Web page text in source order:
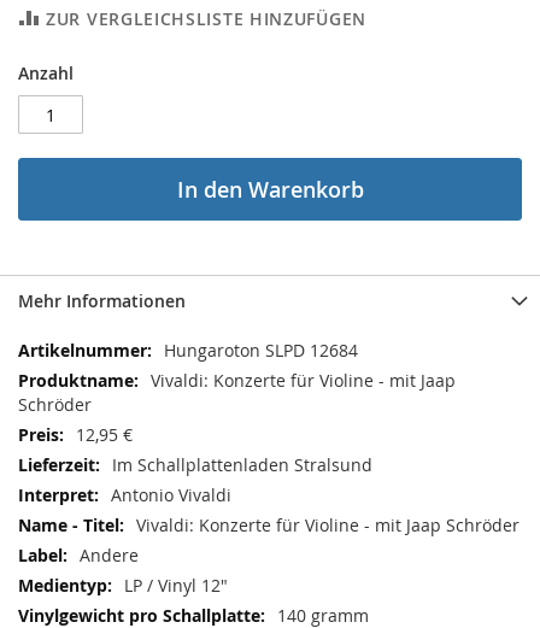
ZUR VERGLEICHSLISTE HINZUFÜGEN
Anzahl
In den Warenkorb
Mehr Informationen
Mehr
Informationen
Hungaroton SLPD 12684
Vivaldi: Konzerte für Violine - mit Jaap
Schröder
12,95 €
Im Schallplattenladen Stralsund
Antonio Vivaldi
Vivaldi: Konzerte für Violine - mit Jaap Schröder
Andere
LP / Vinyl 12"
140 gramm